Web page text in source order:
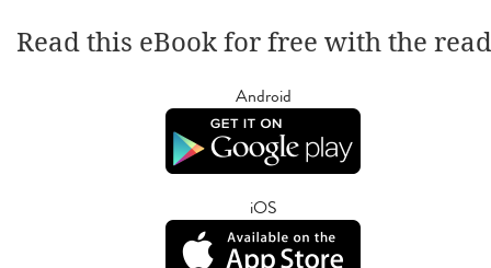
Read this eBook for free with the
Android
iOS